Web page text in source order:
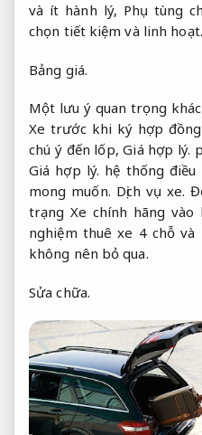
và ít hành lý, Phụ tùng
chọn tiết kiệm và linh hoạt.
Bảng giá.
Một lưu ý quan trọng
Xe trước khi ký hợp
chú ý đến lốp,Giá hợp lý.
Giá hợp lý. hệ thống
mong muốn. Dịch vụ xe.
trạng Xe chính hãng
nghiệm thuê xe 4 chỗ
không nên bỏ qua.
Sửa chữa.